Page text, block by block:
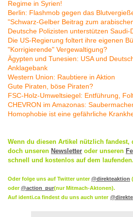
Regime in Syrien!
Berlin: Flashmob gegen das
"Schwarz-Gelber Beitrag zum
Deutsche Polizisten unterstützen Saudi-
Die US-Regierung foltert ihre eigenen
"Korrigierende" Vergewaltigung?
Ägypten und Tunesien: USA und
Anklagebank
Western Union: Raubtiere in Aktion
Gute Piraten, böse Piraten?
FSC-Holz-Umweltsiegel: Entführung,
CHEVRON im Amazonas:
Homophobie ist eine gefährliche
Wenn du diesen Artikel nützlich fandest,
doch unseren Newsletter oder unseren
schnell und kostenlos auf dem laufenden.
Oder folge uns auf Twitter unter@direkteaktion
oder@action_pur(nur Mitmach-Aktonen).
Auf identi.ca findest du uns auch unter